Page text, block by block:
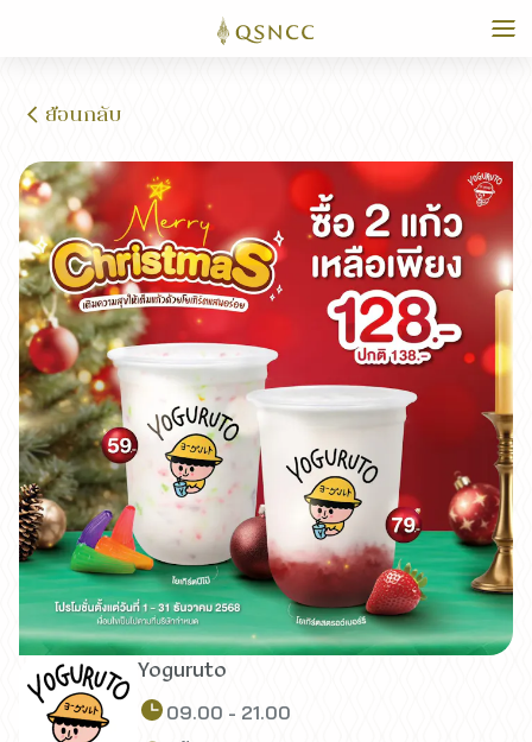
ย้อนกลับ
Yoguruto
09.00 - 21.00